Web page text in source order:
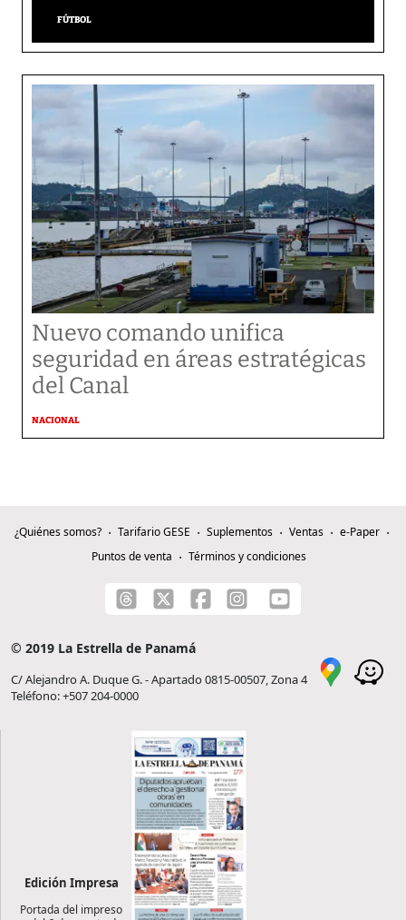
FÚTBOL
Nuevo comando unifica
seguridad en áreas estratégicas
del Canal
NACIONAL
¿Quiénes somos? Tarifario GESE Suplementos Ventas
e-Paper
Puntos de venta
Términos y condiciones
© 2019 La Estrella de Panamá
C/ Alejandro A. Duque G. - Apartado 0815-00507, Zona 4
Teléfono: +507 204-0000
Edición Impresa
Portada del impreso